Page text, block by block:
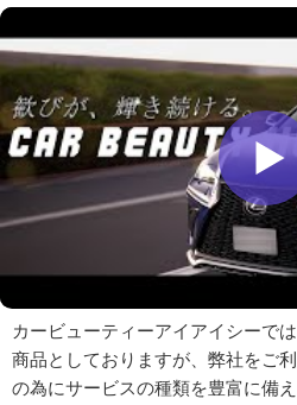
カービューティーアイアイシーで
商品としておりますが、弊社をご
の為にサービスの種類を豊富に備